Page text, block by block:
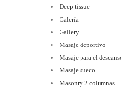
Deep tissue
Galería
Gallery
Masaje deportivo
Masaje para el
Masaje sueco
Masonry 2 columnas